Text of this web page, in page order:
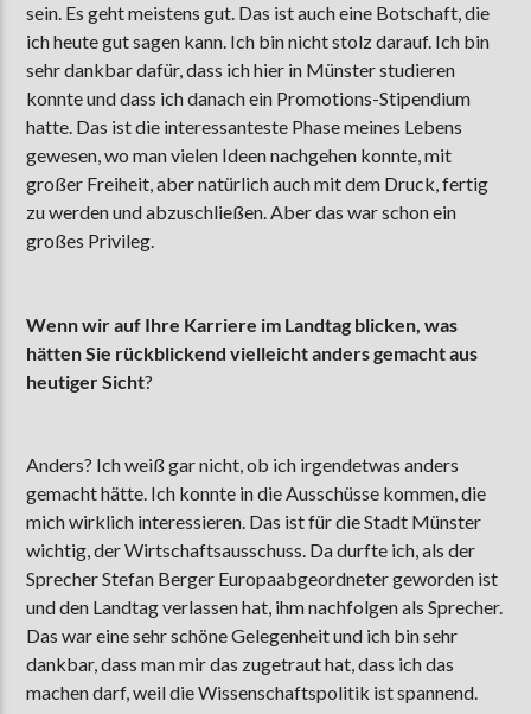
sein. Es geht meistens gut. Das ist auch eine Botschaft, die
ich heute gut sagen kann. Ich bin nicht stolz darauf. Ich bin
sehr dankbar dafür, dass ich hier in Münster studieren
konnte und dass ich danach ein Promotions-Stipendium
hatte. Das ist die interessanteste Phase meines Lebens
gewesen, wo man vielen Ideen nachgehen konnte, mit
großer Freiheit, aber natürlich auch mit dem Druck, fertig
zu werden und abzuschließen. Aber das war schon ein
großes Privileg.
Wenn wir auf Ihre Karriere im Landtag blicken, was
hätten Sie rückblickend vielleicht anders gemacht aus
heutiger Sicht?
Anders? Ich weiß gar nicht, ob ich irgendetwas anders
gemacht hätte. Ich konnte in die Ausschüsse kommen, die
mich wirklich interessieren. Das ist für die Stadt Münster
wichtig, der Wirtschaftsausschuss. Da durfte ich, als der
Sprecher Stefan Berger Europaabgeordneter geworden ist
und den Landtag verlassen hat, ihm nachfolgen als Sprecher.
Das war eine sehr schöne Gelegenheit und ich bin sehr
dankbar, dass man mir das zugetraut hat, dass ich das
machen darf, weil die Wissenschaftspolitik ist spannend.